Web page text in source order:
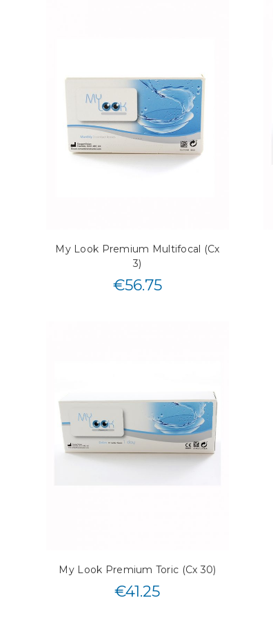
My Look Premium Multifocal (Cx
3)
€56.75
My Look Premium Toric (Cx 30)
€41.25